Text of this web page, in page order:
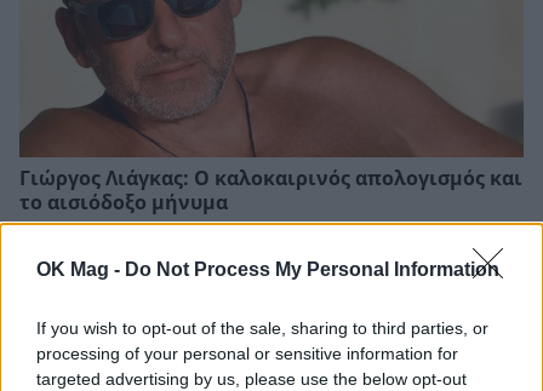
OK Mag - Do Not Process My Personal Information
If you wish to opt-out of the sale, sharing to third parties, or
processing of your personal or sensitive information for
targeted advertising by us, please use the below opt-out
Γιώργος Λιάγκας: Ο καλοκαιρινός απολογισμός και
το αισιόδοξο μήνυμα